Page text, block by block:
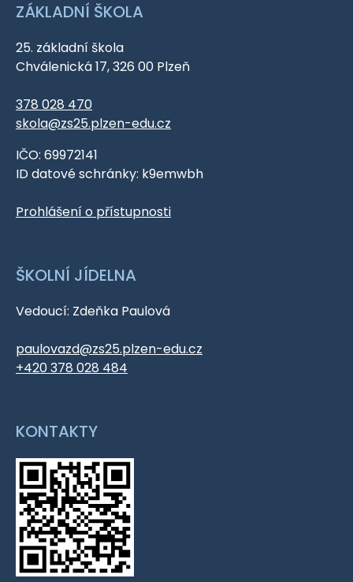
ZÁKLADNÍ ŠKOLA
25. základní škola
Chválenická 17, 326 00 Plzeň
378 028 470
skola@zs25.plzen-edu.cz
IČO: 69972141
ID datové schránky: k9emwbh
Prohlášení o přístupnosti
ŠKOLNÍ JÍDELNA
Vedoucí: Zdeňka Paulová
paulovazd@zs25.plzen-edu.cz
+420 378 028 484
KONTAKTY